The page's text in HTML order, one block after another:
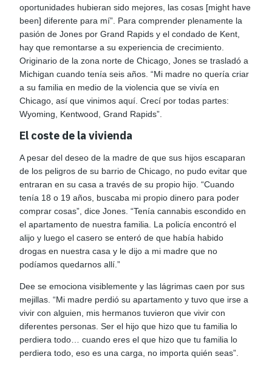
oportunidades hubieran sido mejores, las cosas [might have
been] diferente para mí”. Para comprender plenamente la
pasión de Jones por Grand Rapids y el condado de Kent,
hay que remontarse a su experiencia de crecimiento.
Originario de la zona norte de Chicago, Jones se trasladó a
Michigan cuando tenía seis años. “Mi madre no quería criar
a su familia en medio de la violencia que se vivía en
Chicago, así que vinimos aquí. Crecí por todas partes:
Wyoming, Kentwood, Grand Rapids”.
El coste de la vivienda
A pesar del deseo de la madre de que sus hijos escaparan
de los peligros de su barrio de Chicago, no pudo evitar que
entraran en su casa a través de su propio hijo. “Cuando
tenía 18 o 19 años, buscaba mi propio dinero para poder
comprar cosas”, dice Jones. “Tenía cannabis escondido en
el apartamento de nuestra familia. La policía encontró el
alijo y luego el casero se enteró de que había habido
drogas en nuestra casa y le dijo a mi madre que no
podíamos quedarnos allí.”
Dee se emociona visiblemente y las lágrimas caen por sus
mejillas. “Mi madre perdió su apartamento y tuvo que irse a
vivir con alguien, mis hermanos tuvieron que vivir con
diferentes personas. Ser el hijo que hizo que tu familia lo
perdiera todo… cuando eres el que hizo que tu familia lo
perdiera todo, eso es una carga, no importa quién seas”.